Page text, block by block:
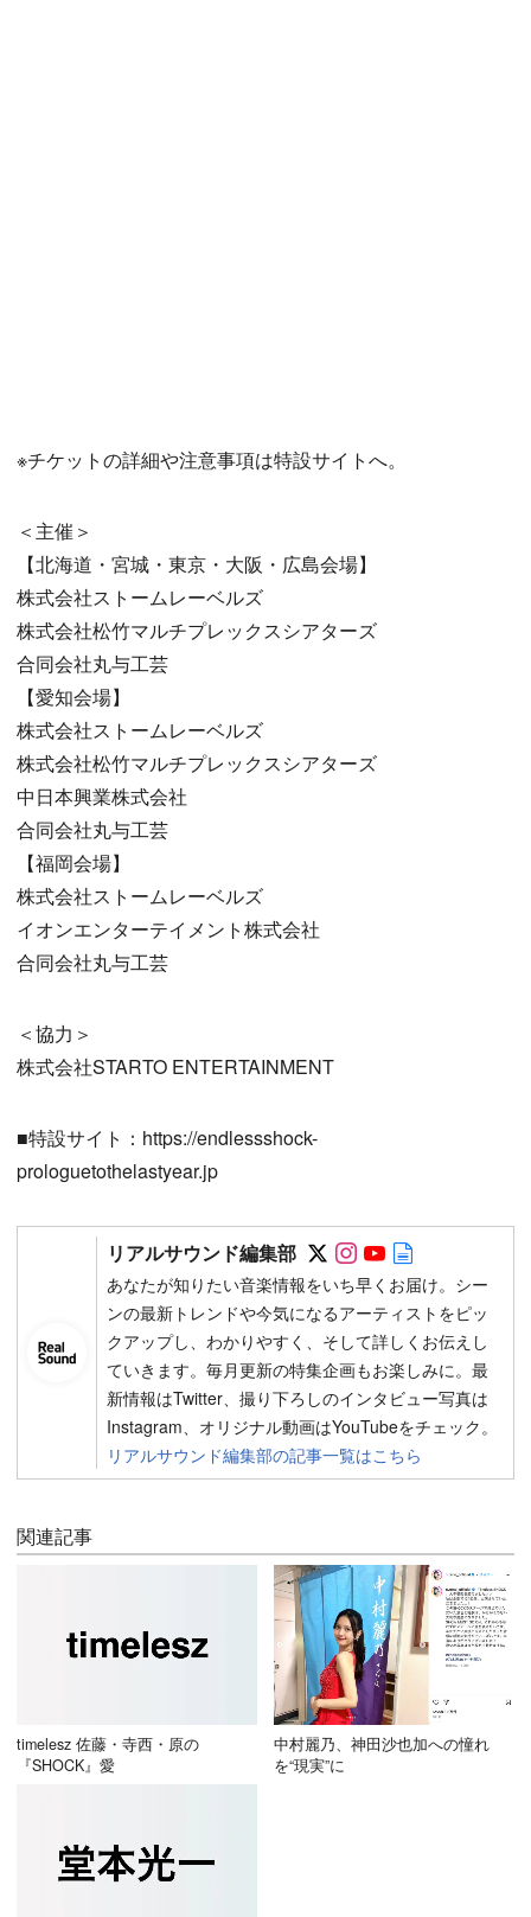
※チケットの詳細や注意事項は特設サイトへ。
＜主催＞
【北海道・宮城・東京・大阪・広島会場】
株式会社ストームレーベルズ
株式会社松竹マルチプレックスシアターズ
合同会社丸与工芸
【愛知会場】
株式会社ストームレーベルズ
株式会社松竹マルチプレックスシアターズ
中日本興業株式会社
合同会社丸与工芸
【福岡会場】
株式会社ストームレーベルズ
イオンエンターテイメント株式会社
合同会社丸与工芸
＜協力＞
株式会社STARTO ENTERTAINMENT
■特設サイト：https://endlessshock-
prologuetothelastyear.jp
リアルサウンド編集部 Follow on SNS
Follow on SNS
Follow on
あなたが知りたい音楽情報をいち早くお届け。シー
ンの最新トレンドや今気になるアーティストをピッ
クアップし、わかりやすく、そして詳しくお伝えし
ていきます。毎月更新の特集企画もお楽しみに。最
新情報はTwitter、撮り下ろしのインタビュー写真は
Instagram、オリジナル動画はYouTubeをチェック。
リアルサウンド編集部の記事一覧はこちら
関連記事
timelesz 佐藤・寺西・原の
『SHOCK』愛
中村麗乃、神田沙也加への憧れ
を“現実”に